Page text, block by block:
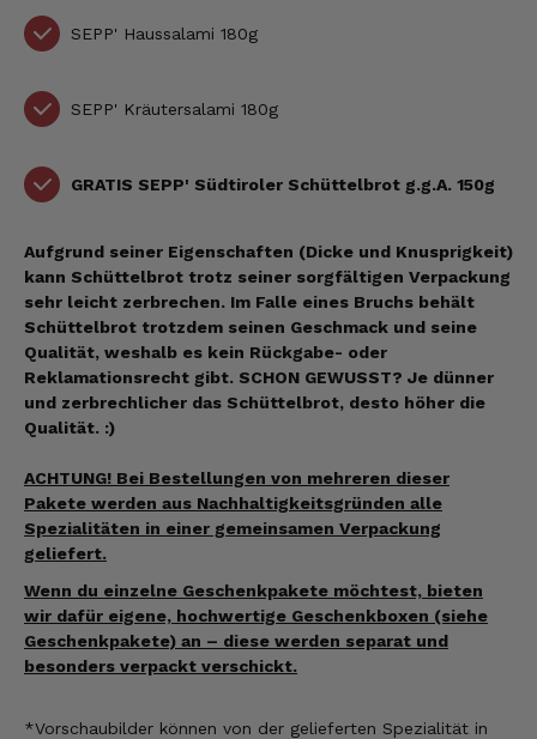
SEPP' Haussalami 180g
SEPP' Kräutersalami 180g
GRATIS SEPP' Südtiroler Schüttelbrot g.g.A. 150g
Aufgrund seiner Eigenschaften (Dicke und Knusprigkeit)
kann Schüttelbrot trotz seiner sorgfältigen Verpackung
sehr leicht zerbrechen. Im Falle eines Bruchs behält
Schüttelbrot trotzdem seinen Geschmack und seine
Qualität, weshalb es kein Rückgabe- oder
Reklamationsrecht gibt. SCHON GEWUSST? Je dünner
und zerbrechlicher das Schüttelbrot, desto höher die
Qualität. :)
ACHTUNG! Bei Bestellungen von mehreren dieser
Pakete werden aus Nachhaltigkeitsgründen alle
Spezialitäten in einer gemeinsamen Verpackung
geliefert.
Wenn du einzelne Geschenkpakete möchtest, bieten
wir dafür eigene, hochwertige Geschenkboxen (siehe
Geschenkpakete) an – diese werden separat und
besonders verpackt verschickt.
*Vorschaubilder können von der gelieferten Spezialität in